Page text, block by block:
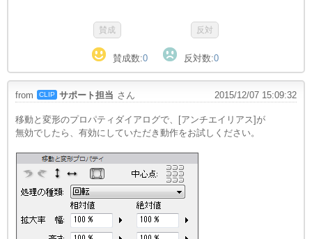
賛成数:0 反対数:0
from CLIP サポート担当 さん 2015/12/07 15:09:32
移動と変形のプロパティダイアログで、[アンチエイリアス]が
無効でしたら、有効にしていただき動作をお試しください。